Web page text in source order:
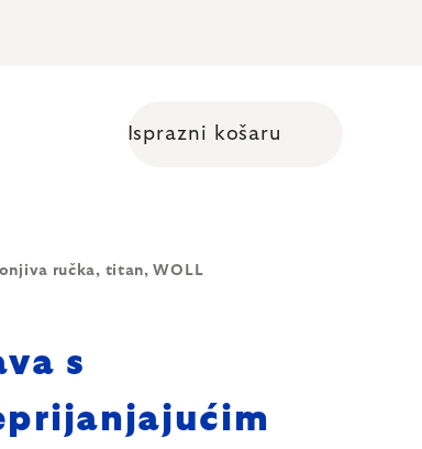
Isprazni košaru
ručka, titan, WOLL
s